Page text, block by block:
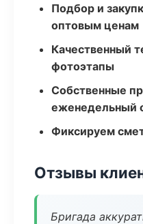
Подбор и
оптовым ценам
Качественный
фотоэтапы
Собственные
еженедельный
Фиксируем
Отзывы
Бригада